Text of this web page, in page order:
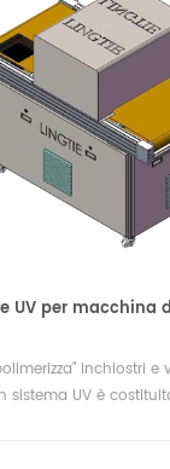
ribobinatore ad eliminazione elettrostatica
nei settori che
Alcune industrie
ribobinatrici
UV per macchina
inchiostri
sistema UV è